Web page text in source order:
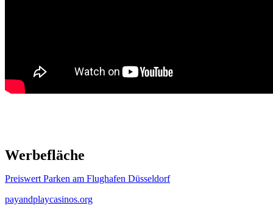
Werbefläche
Preiswert Parken am Flughafen Düsseldorf
payandplaycasinos.org